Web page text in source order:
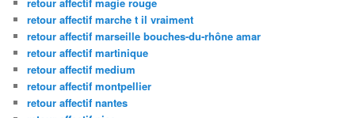
retour affectif marche t il vraiment
retour affectif marseille bouches-du-rhône amar
retour affectif martinique
retour affectif medium
retour affectif montpellier
retour affectif nantes